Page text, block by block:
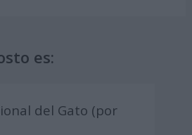
es:
del Gato (por